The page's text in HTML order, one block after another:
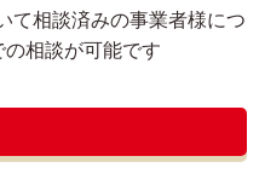
て相談済みの事業者様につ
相談が可能です